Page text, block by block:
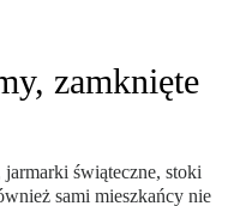
zamknięte
świąteczne, stoki
sami mieszkańcy nie